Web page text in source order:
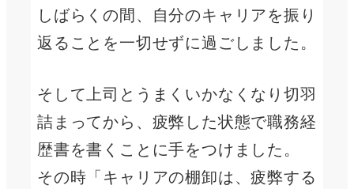
しばらくの間、自分のキャリアを振り
返ることを一切せずに過ごしました。
そして上司とうまくいかなくなり切羽
詰まってから、疲弊した状態で職務経
歴書を書くことに手をつけました。
その時「キャリアの棚卸は、疲弊する